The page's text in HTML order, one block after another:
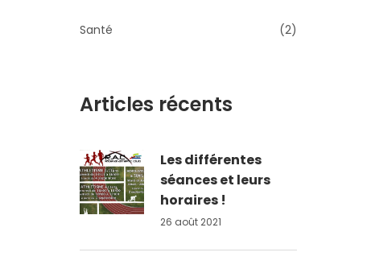
Santé (2)
Articles récents
Les différentes
séances et leurs
horaires !
26 août 2021